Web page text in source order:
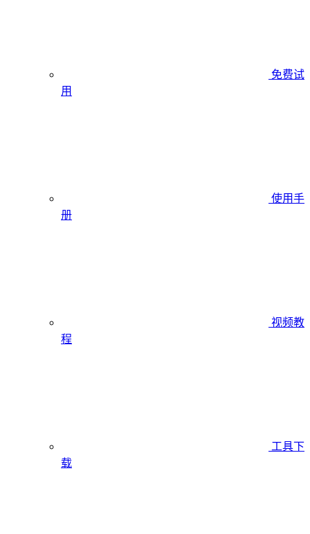
免费试
用
使用手
册
视频教
程
工具下
载